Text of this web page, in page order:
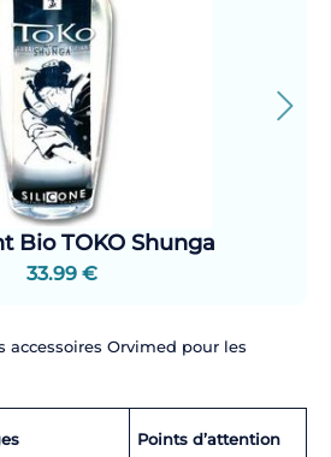
Bio TOKO Shunga
33.99 €
accessoires Orvimed pour les
Points d’attention